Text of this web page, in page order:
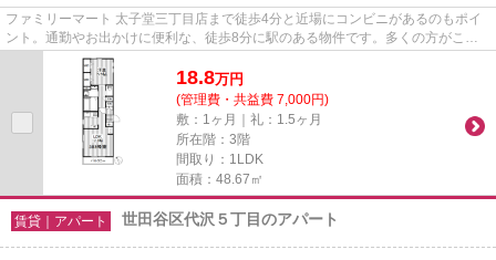
ファミリーマート 太子堂三丁目店まで徒歩4分と近場にコンビニがあるのもポイ
ント。通勤やお出かけに便利な、徒歩8分に駅のある物件です。多くの方がこだ
わる、陽の当りが良好で快適な...
18.8万円
(管理費・共益費 7,000円)
敷：1ヶ月｜礼：1.5ヶ月
所在階：3階
間取り：1LDK
面積：48.67㎡
賃貸｜アパート 世田谷区代沢５丁目のアパート